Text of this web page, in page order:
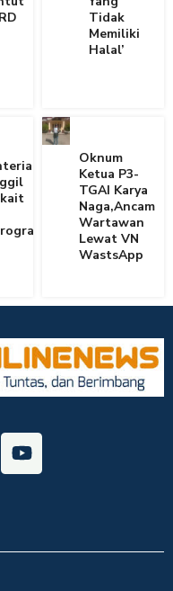
Tidak
Memiliki
Halal’
Oknum
Ketua P3-
TGAI Karya
Naga,Ancam
Wartawan
Lewat VN
WastsApp